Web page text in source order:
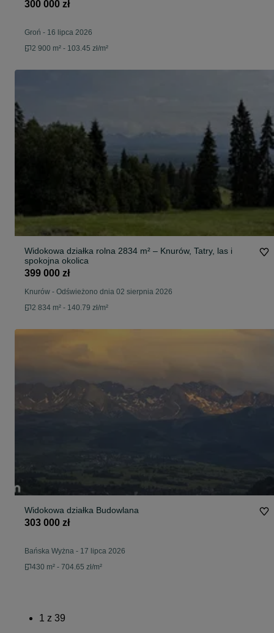
300 000 zł
Groń - 16 lipca 2026
2 900 m² - 103.45 zł/m²
Widokowa działka rolna 2834 m² – Knurów, Tatry, las i
spokojna okolica
399 000 zł
Knurów - Odświeżono dnia 02 sierpnia 2026
2 834 m² - 140.79 zł/m²
Widokowa działka Budowlana
303 000 zł
Bańska Wyżna - 17 lipca 2026
430 m² - 704.65 zł/m²
1 z 39